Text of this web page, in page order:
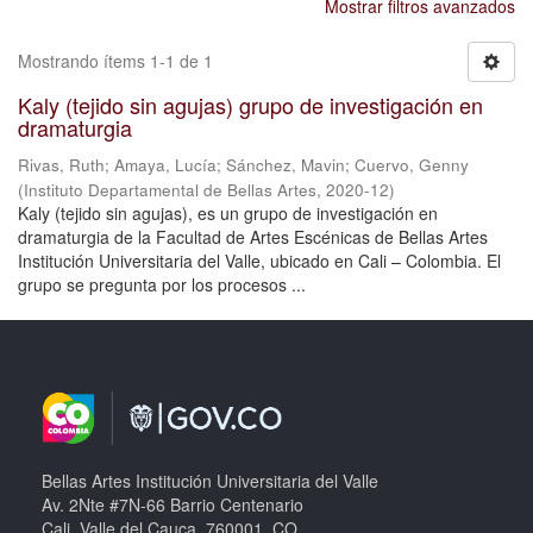
Mostrar filtros avanzados
Mostrando ítems 1-1 de 1
Kaly (tejido sin agujas) grupo de investigación en
dramaturgia
Rivas, Ruth; Amaya, Lucía; Sánchez, Mavin; Cuervo, Genny
(Instituto Departamental de Bellas Artes, 2020-12)
Kaly (tejido sin agujas), es un grupo de investigación en
dramaturgia de la Facultad de Artes Escénicas de Bellas Artes
Institución Universitaria del Valle, ubicado en Cali – Colombia. El
grupo se pregunta por los procesos ...
Bellas Artes Institución Universitaria del Valle
Av. 2Nte #7N-66 Barrio Centenario
Cali, Valle del Cauca, 760001, CO